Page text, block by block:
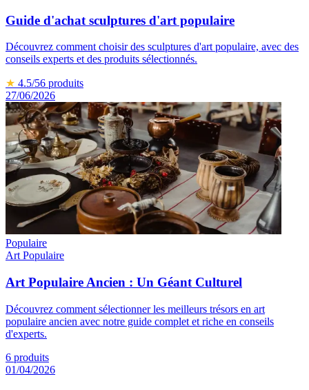
Guide d'achat sculptures d'art populaire
Découvrez comment choisir des sculptures d'art populaire, avec des
conseils experts et des produits sélectionnés.
★ 4.5/56 produits
27/06/2026
Populaire
Art Populaire
Art Populaire Ancien : Un Géant Culturel
Découvrez comment sélectionner les meilleurs trésors en art
populaire ancien avec notre guide complet et riche en conseils
d'experts.
6 produits
01/04/2026